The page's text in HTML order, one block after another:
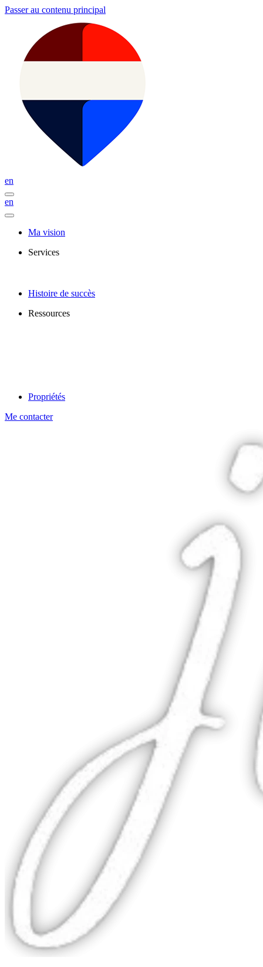
Passer au contenu principal
en
en
Ma vision
Services
Histoire de succès
Ressources
Propriétés
Me contacter